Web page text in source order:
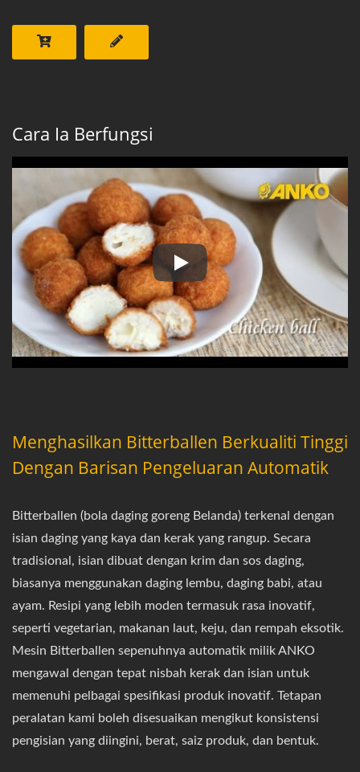
Cara Ia Berfungsi
Mesin Bitterballen
Menghasilkan Bitterballen Berkualiti Tinggi
Dengan Barisan Pengeluaran Automatik
Bitterballen (bola daging goreng Belanda) terkenal dengan
isian daging yang kaya dan kerak yang rangup. Secara
tradisional, isian dibuat dengan krim dan sos daging,
biasanya menggunakan daging lembu, daging babi, atau
ayam. Resipi yang lebih moden termasuk rasa inovatif,
seperti vegetarian, makanan laut, keju, dan rempah eksotik.
Mesin Bitterballen sepenuhnya automatik milik ANKO
mengawal dengan tepat nisbah kerak dan isian untuk
memenuhi pelbagai spesifikasi produk inovatif. Tetapan
peralatan kami boleh disesuaikan mengikut konsistensi
pengisian yang diingini, berat, saiz produk, dan bentuk.